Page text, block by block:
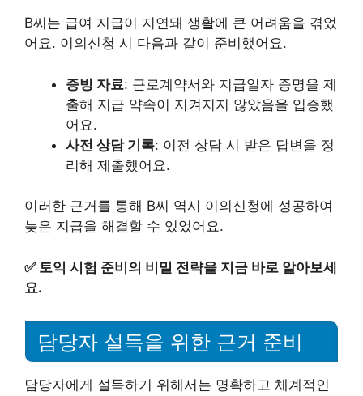
B씨는 급여 지급이 지연돼 생활에 큰 어려움을 겪었
어요. 이의신청 시 다음과 같이 준비했어요.
증빙 자료: 근로계약서와 지급일자 증명을 제
출해 지급 약속이 지켜지지 않았음을 입증했
어요.
사전 상담 기록: 이전 상담 시 받은 답변을 정
리해 제출했어요.
이러한 근거를 통해 B씨 역시 이의신청에 성공하여
늦은 지급을 해결할 수 있었어요.
✅ 토익 시험 준비의 비밀 전략을 지금 바로 알아보세
요.
담당자 설득을 위한 근거 준비
담당자에게 설득하기 위해서는 명확하고 체계적인